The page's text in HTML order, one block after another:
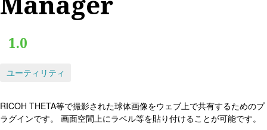
1.0
ユーティリティ
RICOH THETA等で撮影された球体画像をウェブ上で共有するためのプ
ラグインです。 画面空間上にラベル等を貼り付けることが可能です。